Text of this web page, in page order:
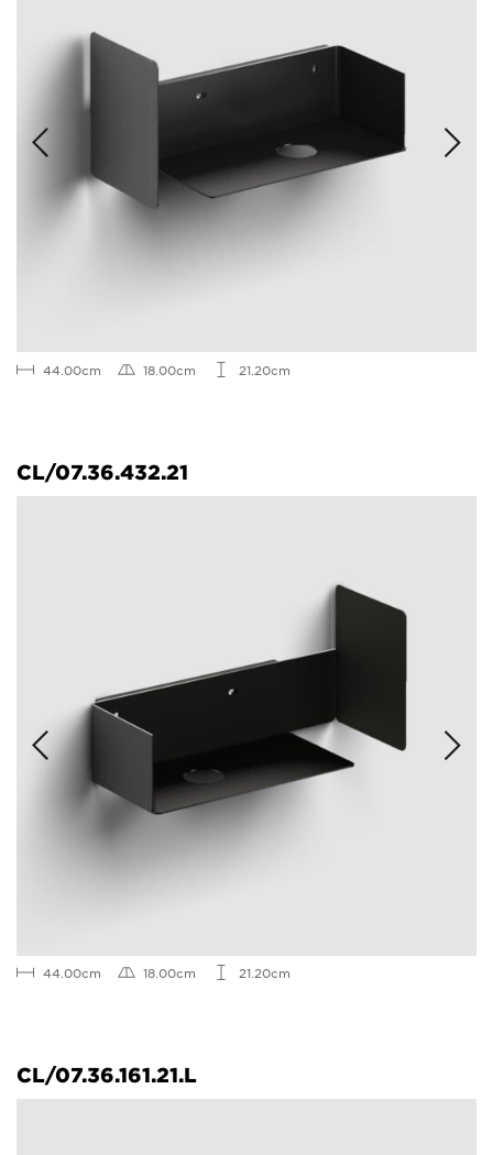
44.00cm 18.00cm 21.20cm
CL/07.36.432.21
44.00cm 18.00cm 21.20cm
CL/07.36.161.21.L